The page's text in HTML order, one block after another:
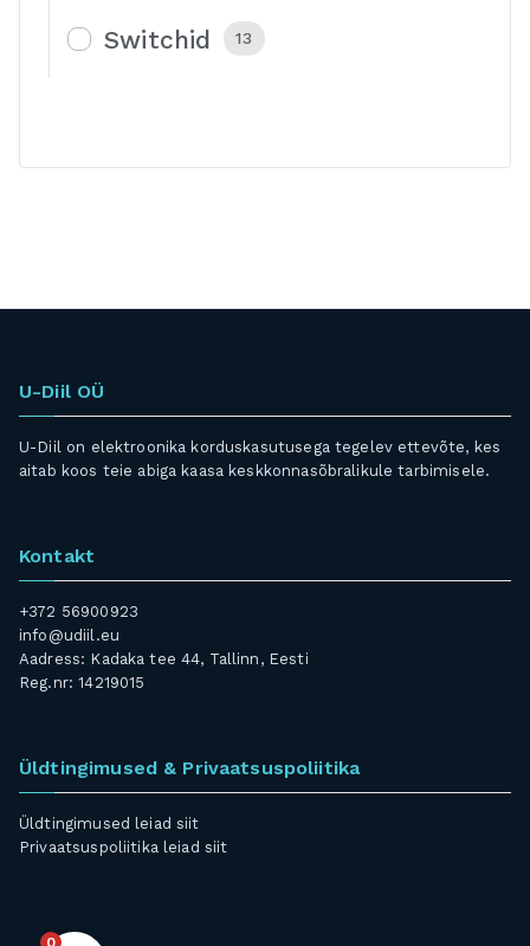
Switchid 13
U-Diil OÜ
U-Diil on elektroonika korduskasutusega tegelev ettevõte, kes
aitab koos teie abiga kaasa keskkonnasõbralikule tarbimisele.
Kontakt
+372 56900923
info@udiil.eu
Aadress: Kadaka tee 44, Tallinn, Eesti
Reg.nr: 14219015
Üldtingimused & Privaatsuspoliitika
Üldtingimused leiad siit
Privaatsuspoliitika leiad siit
0